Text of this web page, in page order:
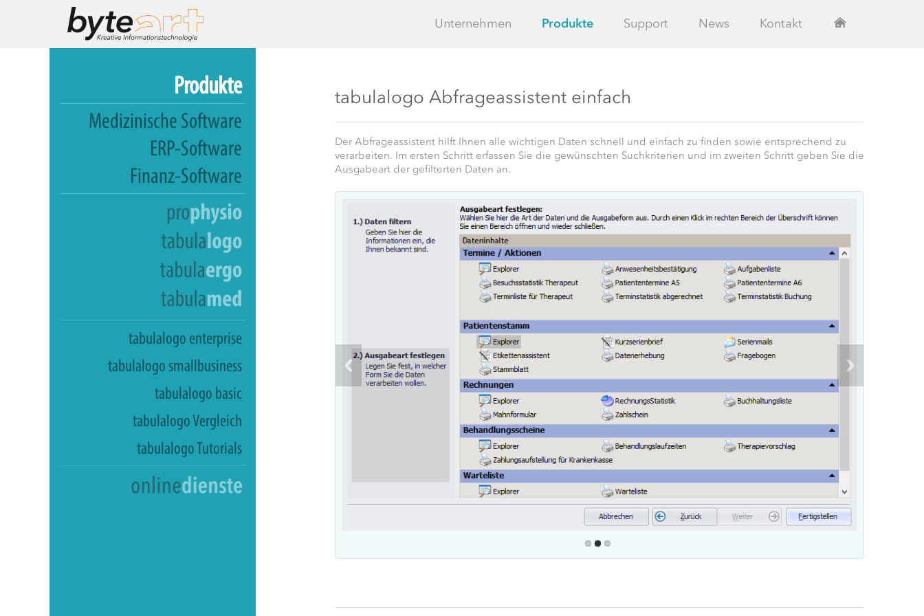
Unternehmen Produkte Support News Kontakt
Produkte
Medizinische Software
ERP-Software
Finanz-Software
tabulalogo enterprise
tabulalogo smallbusiness
tabulalogo basic
tabulalogo Vergleich
tabulalogo Tutorials
tabulalogo Abfrageassistent einfach
Der Abfrageassistent hilft Ihnen alle wichtigen Daten schnell und einfach zu finden sowie entsprechend zu
verarbeiten. Im ersten Schritt erfassen Sie die gewünschten Suchkriterien und im zweiten Schritt geben Sie die
Ausgabeart der gefilterten Daten an.